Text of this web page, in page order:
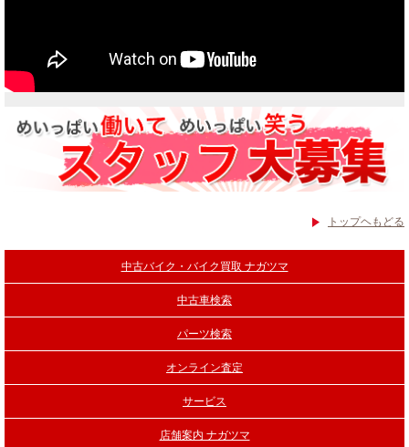
トップヘもどる
中古バイク・バイク買取 ナガツマ
中古車検索
パーツ検索
オンライン査定
サービス
店舗案内 ナガツマ